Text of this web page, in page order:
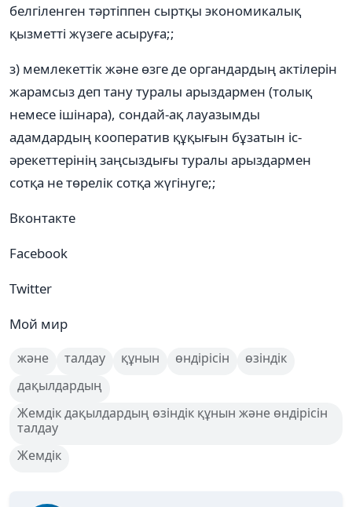
белгіленген тәртіппен сыртқы экономикалық
қызметті жүзеге асыруға;;
з) мемлекеттік және өзге де органдардың актілерін
жарамсыз деп тану туралы арыздармен (толық
немесе ішінара), сондай-ақ лауазымды
адамдардың кооператив құқығын бұзатын іс-
әрекеттерінің заңсыздығы туралы арыздармен
сотқа не төрелік сотқа жүгінуге;;
Вконтакте
Facebook
Twitter
Мой мир
және талдау құнын өндірісін
өзіндік
дақылдардың
Жемдік дақылдардың өзіндік құнын және өндірісін
талдау
Жемдік